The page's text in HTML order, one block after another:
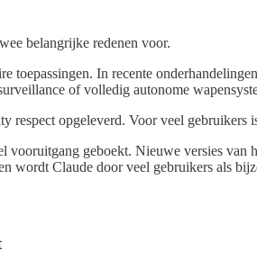
belangrijke redenen voor.
toepassingen. In recente
of volledig autonome
opgeleverd. Voor veel gebruikers
geboekt. Nieuwe versies
wordt Claude door veel gebruikers als